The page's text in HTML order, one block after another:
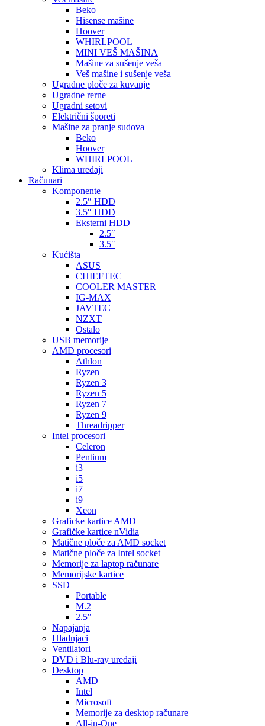
Beko
Hisense mašine
Hoover
WHIRLPOOL
MINI VEŠ MAŠINA
Mašine za sušenje veša
Veš mašine i sušenje veša
Ugradne ploče za kuvanje
Ugradne rerne
Ugradni setovi
Električni šporeti
Mašine za pranje sudova
Beko
Hoover
WHIRLPOOL
Klima uređaji
Računari
Komponente
2.5″ HDD
3.5″ HDD
Eksterni HDD
2.5″
3.5″
Kućišta
ASUS
CHIEFTEC
COOLER MASTER
IG-MAX
JAVTEC
NZXT
Ostalo
USB memorije
AMD procesori
Athlon
Ryzen
Ryzen 3
Ryzen 5
Ryzen 7
Ryzen 9
Threadripper
Intel procesori
Celeron
Pentium
i3
i5
i7
i9
Xeon
Graficke kartice AMD
Grafičke kartice nVidia
Matične ploče za AMD socket
Matične ploče za Intel socket
Memorije za laptop računare
Memorijske kartice
SSD
Portable
M.2
2.5″
Napajanja
Hladnjaci
Ventilatori
DVD i Blu-ray uređaji
Desktop
AMD
Intel
Microsoft
Memorije za desktop računare
All-in-One